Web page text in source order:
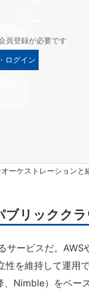
員登録が必要です
ログイン
ーケストレーションと
リッククラ
ービスだ。AWS
を維持して運用
Nimble）をベー